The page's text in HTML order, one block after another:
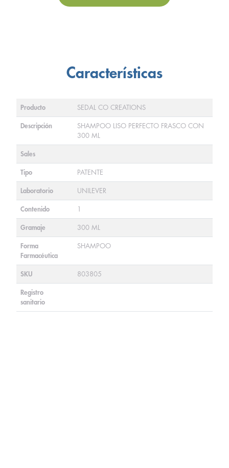
Características
Producto SEDAL CO CREATIONS
Descripción
SHAMPOO LISO PERFECTO FRASCO CON
300 ML
Sales
Tipo PATENTE
Laboratorio UNILEVER
Contenido 1
Gramaje 300 ML
Forma
Farmacéutica
SHAMPOO
SKU 803805
Registro
sanitario